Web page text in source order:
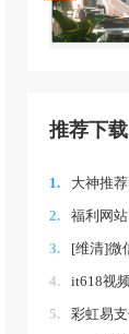
推荐下载
1.
大神推荐
2.
福利网站丨
3.
[维清]微
4.
it618视频直
5.
彩虹易支付